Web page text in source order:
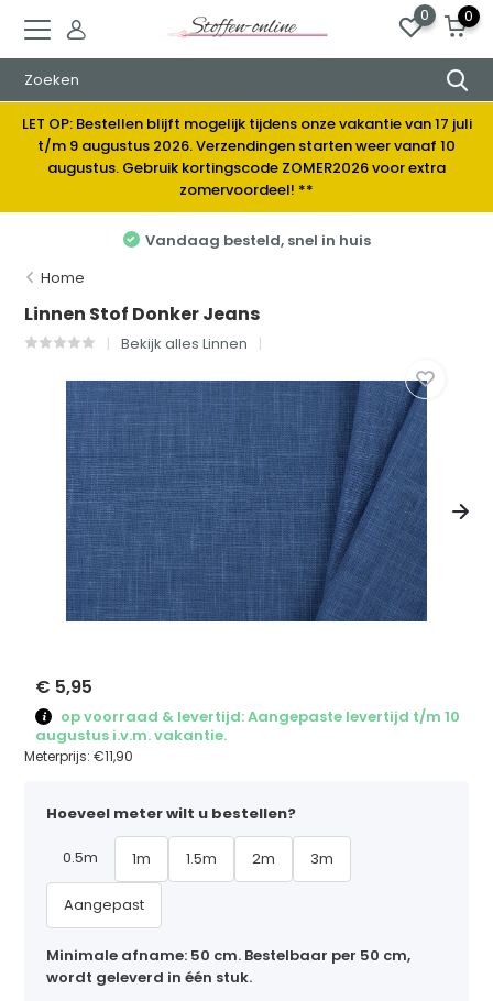
0 0
LET OP: Bestellen blijft mogelijk tijdens onze vakantie van 17 juli
t/m 9 augustus 2026. Verzendingen starten weer vanaf 10
augustus. Gebruik kortingscode ZOMER2026 voor extra
zomervoordeel! **
Vandaag besteld, snel in huis
Home
Linnen Stof Donker Jeans
Bekijk alles Linnen
€ 5,95
op voorraad & levertijd: Aangepaste levertijd t/m 10
augustus i.v.m. vakantie.
Meterprijs:€11,90
Hoeveel meter wilt u bestellen?
0.5m 1m 1.5m 2m 3m
Aangepast
Minimale afname: 50 cm. Bestelbaar per 50 cm,
wordt geleverd in één stuk.